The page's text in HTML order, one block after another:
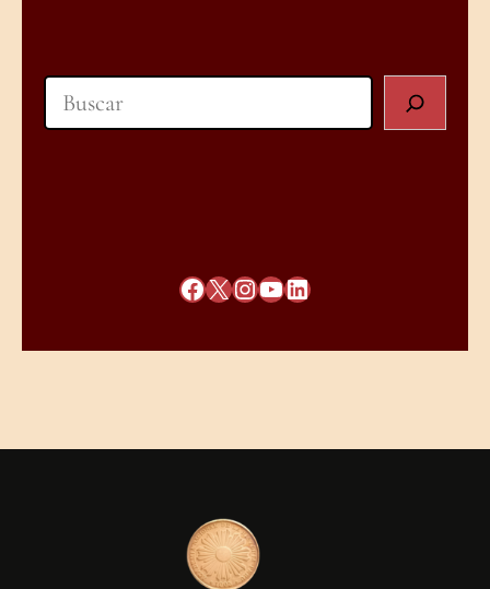
Search
Facebook
X Instagram
YouTube
LinkedIn